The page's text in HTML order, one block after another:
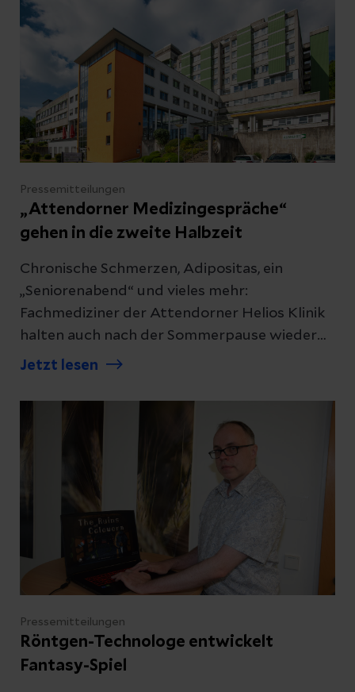
Emotionen und persönliche Erfahrungen
verarbeitet.
Pressemitteilungen
„Attendorner Medizingespräche“
gehen in die zweite Halbzeit
Chronische Schmerzen, Adipositas, ein
„Seniorenabend“ und vieles mehr:
Fachmediziner der Attendorner Helios Klinik
halten auch nach der Sommerpause wieder
Vorträge zu ausgesuchten
veröffentlicht diese Woche das Programm
Jetzt lesen
Pressemitteilungen
Röntgen-Technologe entwickelt
Fantasy-Spiel